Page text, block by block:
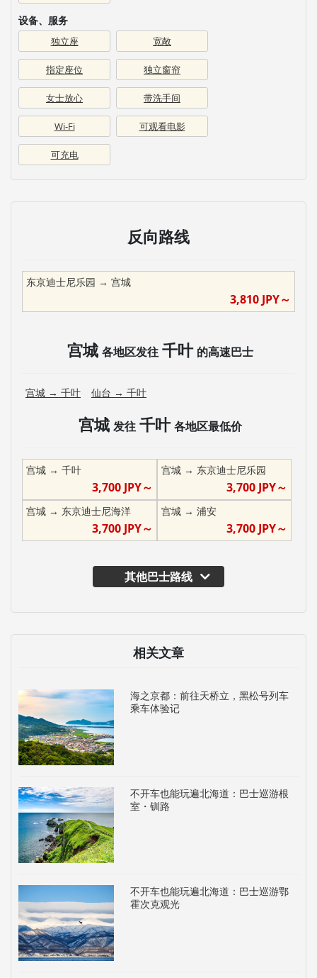
设备、服务
独立座 宽敞
指定座位 独立窗帘
女士放心 带洗手间
Wi-Fi 可观看电影
可充电
反向路线
东京迪士尼乐园 → 宫城
3,810 JPY～
宫城 各地区发往 千叶 的高速巴士
宫城 → 千叶 仙台 → 千叶
宫城 发往 千叶 各地区最低价
宫城 → 千叶
3,700JPY～
宫城→ 东京迪士尼乐园
3,700 JPY～
宫城 → 东京迪士尼海洋
3,700JPY～
宫城→ 浦安
3,700 JPY～
其他巴士路线
相关文章
海之京都：前往天桥立，黑松号列车
乘车体验记
不开车也能玩遍北海道：巴士巡游根
室・钏路
不开车也能玩遍北海道：巴士巡游鄂
霍次克观光